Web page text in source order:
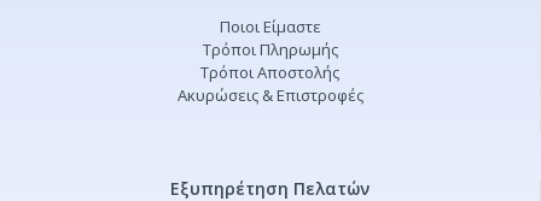
Ποιοι Είμαστε
Τρόποι Πληρωμής
Τρόποι Αποστολής
Ακυρώσεις & Επιστροφές
Εξυπηρέτηση Πελατών